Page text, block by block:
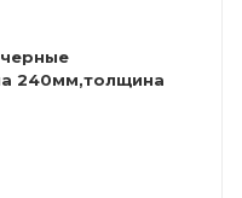
240мм,толщина